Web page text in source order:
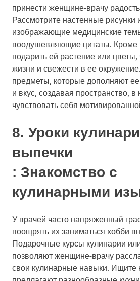
принести женщине-врачу
Рассмотрите настенные рисунки
изображающие медицинские
воодушевляющие цитаты. Кроме
подарить ей растение или
жизни и свежести в ее
предметы, которые дополняют
и вкус, создавая пространство,
чувствовать себя
8. Уроки
выпечки
: Знакомство с
кулинарными
У врачей часто напряженный
поощрять их заниматься хобби
Подарочные курсы кулинарии
позволяют женщине-врачу
свои кулинарные навыки. Ищите